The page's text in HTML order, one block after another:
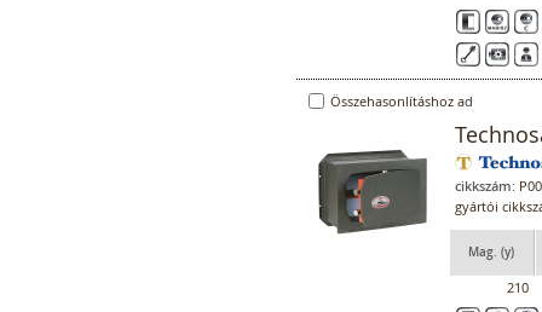
Összehasonlításhoz ad
cikkszám:
gyártói
Mag. (y)
210